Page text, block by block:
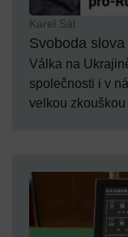
Karel Sál
Svoboda
Válka na
společnosti i v
velkou